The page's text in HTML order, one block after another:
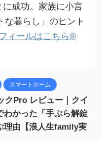
成功。家族に小言
な暮らし」のヒント
ィールはこちら®
スマートホーム
クPro レビュー｜クイ
わかった「手ぶら解錠
理由【浪人生family実